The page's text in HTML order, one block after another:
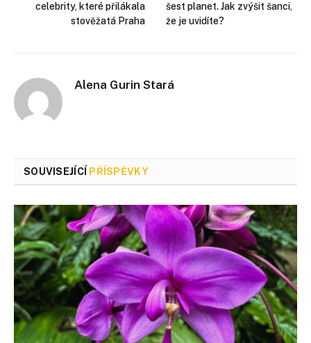
celebrity, které přilákala
stověžatá Praha
šest planet. Jak zvýšit šanci,
že je uvidíte?
Alena Gurin Stará
SOUVISEJÍCÍ PŘÍSPĚVKY